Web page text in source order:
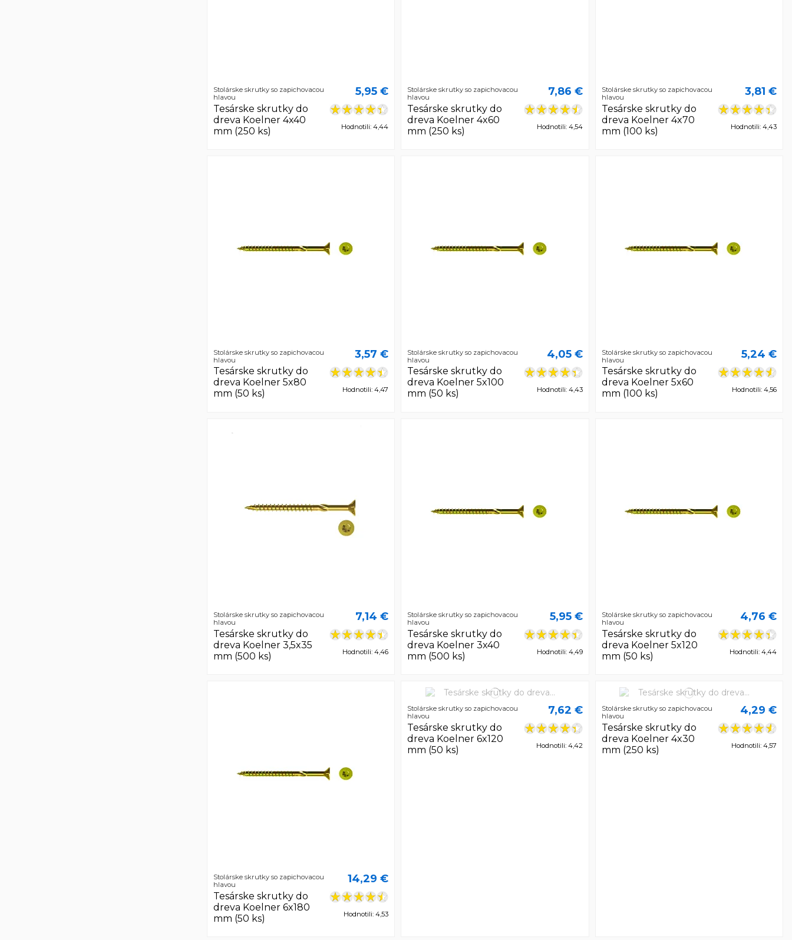
Stolárske skrutky so zapichovacou
hlavou
Tesárske skrutky do
dreva Koelner 4x40
mm (250 ks)
5,95 €
Hodnotili: 4,44
Stolárske skrutky so zapichovacou
hlavou
Tesárske skrutky do
dreva Koelner 4x60
mm (250 ks)
7,86 €
Hodnotili: 4,54
Stolárske skrutky so zapichovacou
hlavou
Tesárske skrutky do
dreva Koelner 4x70
mm (100 ks)
3,81 €
Hodnotili: 4,43
Stolárske skrutky so zapichovacou
hlavou
Tesárske skrutky do
dreva Koelner 5x80
mm (50 ks)
3,57 €
Hodnotili: 4,47
Stolárske skrutky so zapichovacou
hlavou
Tesárske skrutky do
dreva Koelner 5x100
mm (50 ks)
4,05 €
Hodnotili: 4,43
Stolárske skrutky so zapichovacou
hlavou
Tesárske skrutky do
dreva Koelner 5x60
mm (100 ks)
5,24 €
Hodnotili: 4,56
Stolárske skrutky so zapichovacou
hlavou
Tesárske skrutky do
dreva Koelner 3,5x35
mm (500 ks)
7,14 €
Hodnotili: 4,46
Stolárske skrutky so zapichovacou
hlavou
Tesárske skrutky do
dreva Koelner 3x40
mm (500 ks)
5,95 €
Hodnotili: 4,49
Stolárske skrutky so zapichovacou
hlavou
Tesárske skrutky do
dreva Koelner 5x120
mm (50 ks)
4,76 €
Hodnotili: 4,44
Stolárske skrutky so zapichovacou
hlavou
Tesárske skrutky do
dreva Koelner 6x180
mm (50 ks)
14,29 €
Hodnotili: 4,53
Stolárske skrutky so zapichovacou
hlavou
Tesárske skrutky do
dreva Koelner 6x120
mm (50 ks)
7,62 €
Hodnotili: 4,42
Stolárske skrutky so zapichovacou
hlavou
Tesárske skrutky do
dreva Koelner 4x30
mm (250 ks)
4,29 €
Hodnotili: 4,57